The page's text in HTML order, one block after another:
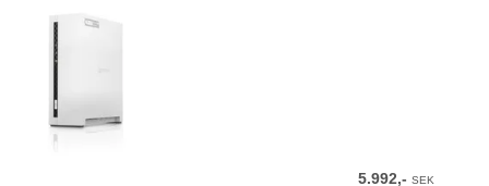
5.992,-SEK